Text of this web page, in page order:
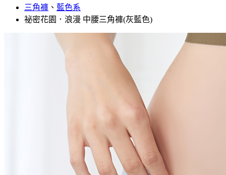
三角褲 、 藍色系
祕密花園．浪漫 中腰三角褲(灰藍色)